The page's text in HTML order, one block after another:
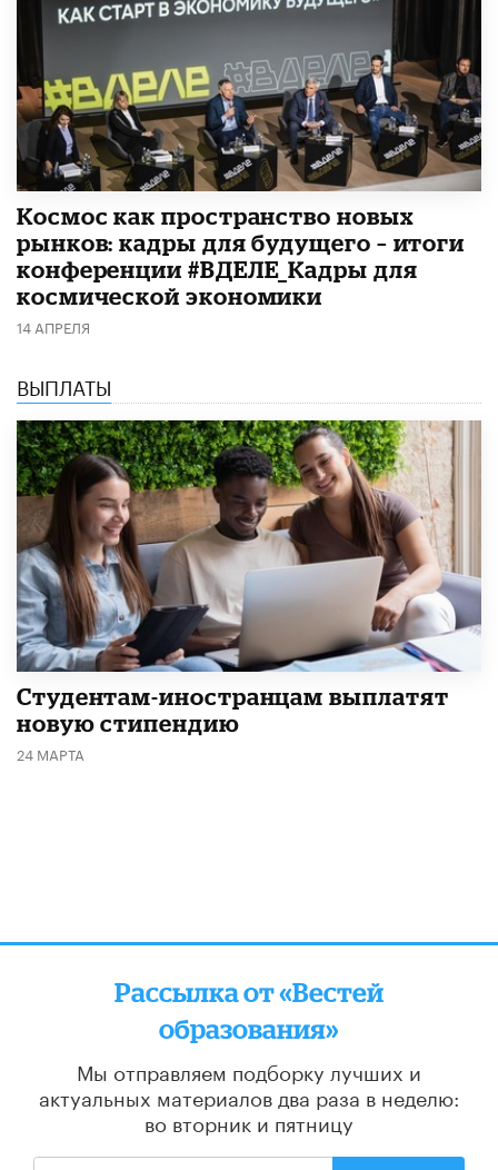
Космос как пространство новых
рынков: кадры для будущего – итоги
конференции #ВДЕЛЕ_Кадры для
космической экономики
14 АПРЕЛЯ
ВЫПЛАТЫ
Студентам-иностранцам выплатят
новую стипендию
24 МАРТА
Рассылка от «Вестей
образования»
Мы отправляем подборку лучших и
актуальных материалов два раза в неделю:
во вторник и пятницу